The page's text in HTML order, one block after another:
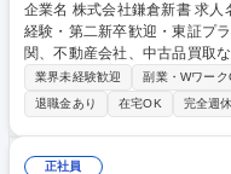
企業名 株式会社鎌倉新書 求人名 【鹿児島】広告・メディアの法人営業|未
経験・第二新卒歓迎・東証プライム上場 仕事の内容 士
関、不動産会社、中古品買取
ノート等）」への広告掲載を
面営業/Web商談も稀に有) ■アプローチ先企業の選定・整理 ■電話・メー
ル・FAX等を活用し、企業へ
され、地域住民が手に取る信
という圧倒的な信頼感がある
業界未経験歓迎 副業・Wワーク
退職金あり
在宅OK 完全週
正社員